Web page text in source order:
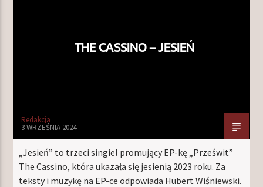
TERAZ W RAMÓWCE
LIGHT ORBIT
06:00 12:00
THE CASSINO – JESIEŃ
Redakcja
3 WRZEŚNIA 2024
„Jesień” to trzeci singiel promujący EP-kę „Prześwit”
The Cassino, która ukazała się jesienią 2023 roku. Za
teksty i muzykę na EP-ce odpowiada Hubert Wiśniewski.